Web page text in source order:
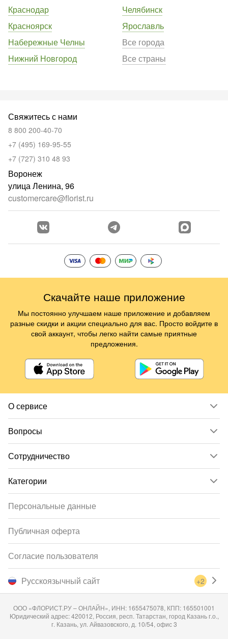
Краснодар
Красноярск
Набережные Челны
Нижний Новгород
Челябинск
Ярославль
Все города
Все страны
О сервисе
Вопросы
Сотрудничество
Категории
Свяжитесь с нами
8 800 200-40-70
+7 (495) 169-95-55
+7 (727) 310 48 93
Воронеж
улица Ленина, 96
customercare@florist.ru
Русскоязычный сайт +2
Персональные данные
Публичная оферта
Согласие пользователя
ООО «ФЛОРИСТ.РУ – ОНЛАЙН», ИНН: 1655475078, КПП: 165501001
Юридический адрес: 420012, Россия, респ. Татарстан, город Казань г.о.,
г. Казань, ул. Айвазовского, д. 10/54, офис 3
Скачайте наше приложение
Мы постоянно улучшаем наше приложение и добавляем
разные скидки и акции специально для вас. Просто войдите в
свой аккаунт, чтобы легко найти самые приятные
предложения.